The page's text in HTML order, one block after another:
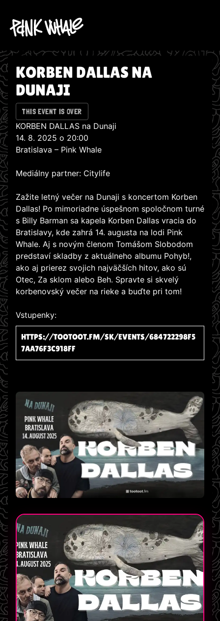
KORBEN DALLAS NA
DUNAJI
THIS EVENT IS OVER
KORBEN DALLAS na Dunaji
14. 8. 2025 o 20:00
Bratislava – Pink Whale
Mediálny partner: Citylife
Zažite letný večer na Dunaji s koncertom Korben
Dallas! Po mimoriadne úspešnom spoločnom turné
s Billy Barman sa kapela Korben Dallas vracia do
Bratislavy, kde zahrá 14. augusta na lodi Pink
Whale. Aj s novým členom Tomášom Slobodom
predstaví skladby z aktuálneho albumu Pohyb!,
ako aj prierez svojich najväčších hitov, ako sú
Otec, Za sklom alebo Beh. Spravte si skvelý
korbenovský večer na rieke a buďte pri tom!
Vstupenky:
HTTPS://TOOTOOT.FM/SK/EVENTS/684722298F5
7AA76F3C918FF